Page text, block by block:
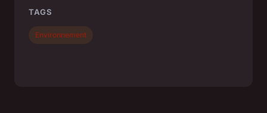
TAGS
Environnement